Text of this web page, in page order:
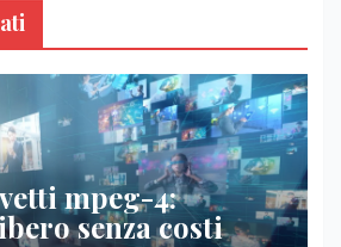
mpeg-4:
senza costi